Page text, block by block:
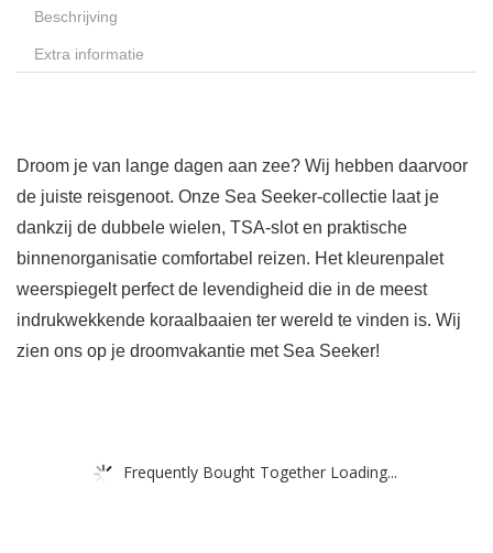
Beschrijving
Extra informatie
Droom je van lange dagen aan zee? Wij hebben daarvoor
de juiste reisgenoot. Onze Sea Seeker-collectie laat je
dankzij de dubbele wielen, TSA-slot en praktische
binnenorganisatie comfortabel reizen. Het kleurenpalet
weerspiegelt perfect de levendigheid die in de meest
indrukwekkende koraalbaaien ter wereld te vinden is. Wij
zien ons op je droomvakantie met Sea Seeker!
Frequently Bought Together Loading...